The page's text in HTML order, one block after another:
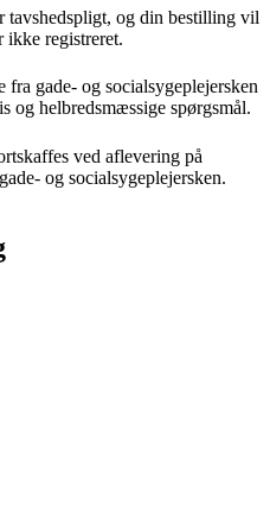
tavshedspligt, og din bestilling vil
ikke registreret.
gade- og socialsygeplejersken
og helbredsmæssige spørgsmål.
ved aflevering på
og socialsygeplejersken.